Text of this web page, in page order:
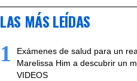
LAS MÁS LEÍDAS
1
Exámenes de salud para un
Marelissa Him a descubrir un
VIDEOS